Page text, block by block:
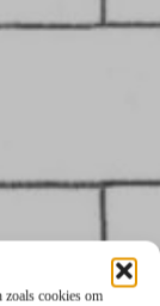
zoals cookies om